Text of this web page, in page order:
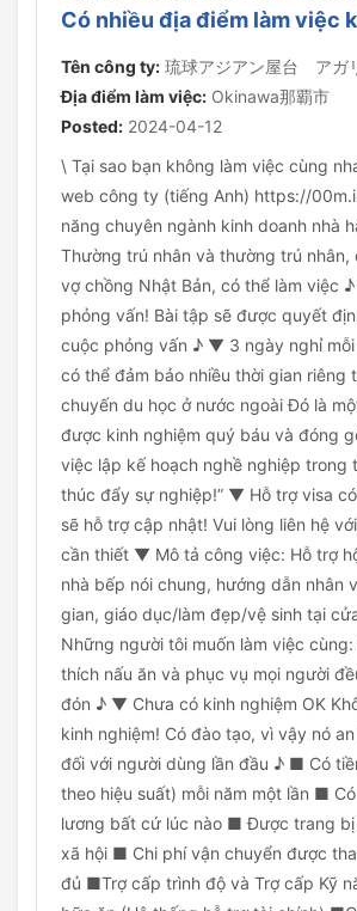
Có nhiều địa điểm làm việc
Tên công ty: 琉球アジアン屋台 アガ
Địa điểm làm việc: Okinawa那覇市
Posted: 2024-04-12
\ Tại sao bạn không làm việc cùng
web công ty (tiếng Anh) https://
năng chuyên ngành kinh doanh nhà
Thường trú nhân và thường trú nhân,
vợ chồng Nhật Bản, có thể làm việc
phỏng vấn! Bài tập sẽ được quyết
cuộc phỏng vấn ♪ ▼ 3 ngày nghỉ mỗi
có thể đảm bảo nhiều thời gian
chuyến du học ở nước ngoài Đó là
được kinh nghiệm quý báu và đóng
việc lập kế hoạch nghề nghiệp trong
thúc đẩy sự nghiệp!” ▼ Hỗ trợ visa
sẽ hỗ trợ cập nhật! Vui lòng liên hệ
cần thiết ▼ Mô tả công việc: Hỗ trợ
nhà bếp nói chung, hướng dẫn nhân
gian, giáo dục/làm đẹp/vệ sinh tại
Những người tôi muốn làm việc
thích nấu ăn và phục vụ mọi người
đón ♪ ▼ Chưa có kinh nghiệm OK
kinh nghiệm! Có đào tạo, vì vậy nó
đối với người dùng lần đầu ♪ ■ Có
theo hiệu suất) mỗi năm một lần ■
lương bất cứ lúc nào ■ Được trang bị
xã hội ■ Chi phí vận chuyển được
đủ ■Trợ cấp trình độ và Trợ cấp Kỹ